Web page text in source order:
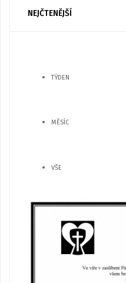
NEJČTENĚJŠÍ
TÝDEN
MĚSÍC
VŠE